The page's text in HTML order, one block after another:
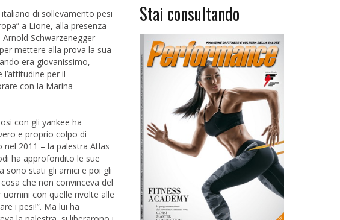
di sollevamento pesi
a Lione, alla presenza
Schwarzenegger
mettere alla prova la sua
era giovanissimo,
per il
con la Marina
con gli yankee ha
e proprio colpo di
2011 – la palestra Atlas
ha approfondito le sue
sono stati gli amici e poi gli
che non convinceva del
con quelle rivolte alle
i pesi!”. Ma lui ha
Stai consultando